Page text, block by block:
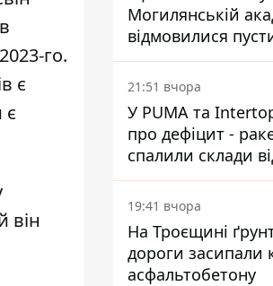
го.
є
є
він
Могилянській
відмовилися
комісію з
на територію
21:51 вчора
У PUMA та
про дефіцит -
спалили склади
брендів
19:41 вчора
На Троєщині
дороги засипали
асфальтобетону